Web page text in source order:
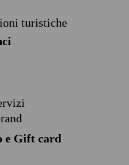
turistiche
e Gift card